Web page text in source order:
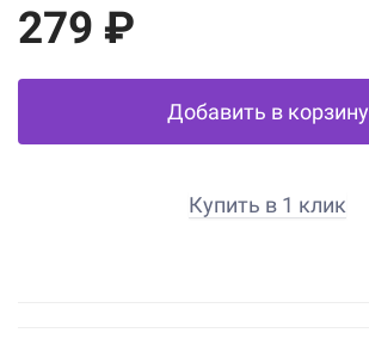
279 ₽
Добавить в корзину
Купить в 1 клик